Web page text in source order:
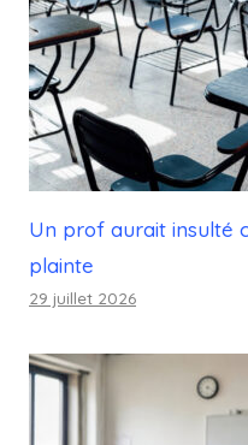
Un prof aurait insulté
plainte
29 juillet 2026